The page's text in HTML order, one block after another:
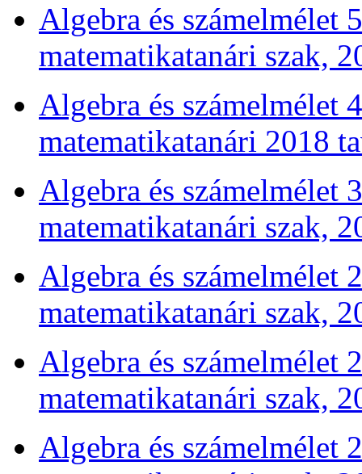
Algebra és számelmélet
matematikatanári szak,
Algebra és számelmélet
matematikatanári 2018
Algebra és számelmélet
matematikatanári szak,
Algebra és számelmélet
matematikatanári szak,
Algebra és számelmélet
matematikatanári szak,
Algebra és számelmélet